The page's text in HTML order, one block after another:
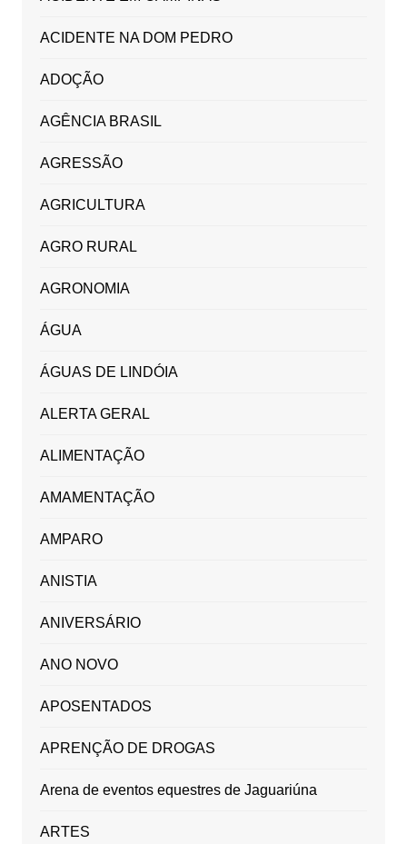
ACIDENTE NA DOM PEDRO
ADOÇÃO
AGÊNCIA BRASIL
AGRESSÃO
AGRICULTURA
AGRO RURAL
AGRONOMIA
ÁGUA
ÁGUAS DE LINDÓIA
ALERTA GERAL
ALIMENTAÇÃO
AMAMENTAÇÃO
AMPARO
ANISTIA
ANIVERSÁRIO
ANO NOVO
APOSENTADOS
APRENÇÃO DE DROGAS
Arena de eventos equestres de Jaguariúna
ARTES